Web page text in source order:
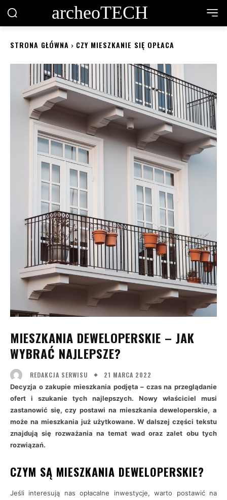
archeoTECH
STRONA GŁÓWNA CZY MIESZKANIE SIĘ OPŁACA
MIESZKANIA DEWELOPERSKIE – JAK
WYBRAĆ NAJLEPSZE?
REDAKCJA SERWISU 21 MARCA 2022
Decyzja o zakupie mieszkania podjęta – czas na przeglądanie
ofert i szukanie tych najlepszych. Nowy właściciel musi
zastanowić się, czy postawi na mieszkania deweloperskie, a
może na mieszkania już użytkowane. W dalszej części tekstu
znajdują się rozważania na temat wad oraz zalet obu tych
rozwiązań.
CZYM SĄ MIESZKANIA DEWELOPERSKIE?
Jeśli interesują nas opłacalne inwestycje, warto postawić na